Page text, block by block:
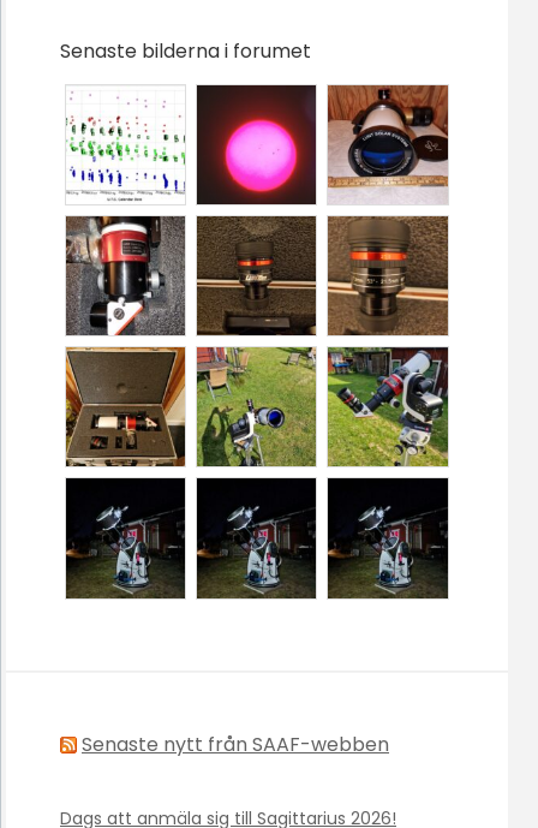
Senaste bilderna i forumet
Senaste nytt från SAAF-webben
Dags att anmäla sig till Sagittarius 2026!